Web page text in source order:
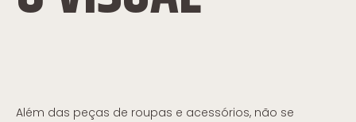
Além das peças de roupas e acessórios, não se